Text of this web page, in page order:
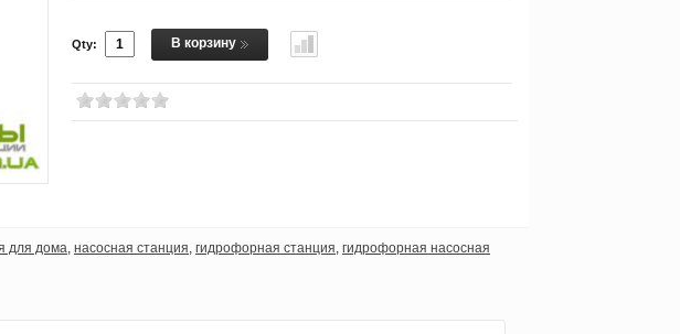
Qty: В корзину
для дома, насосная станция, гидрофорная станция, гидрофорная насосная